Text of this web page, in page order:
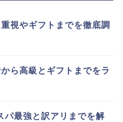
視やギフトまでを徹底調
ら高級とギフトまでをラ
パ最強と訳アリまでを解